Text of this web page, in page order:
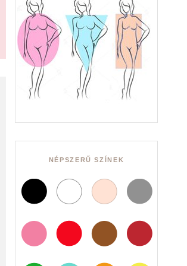
NÉPSZERŰ SZÍNEK